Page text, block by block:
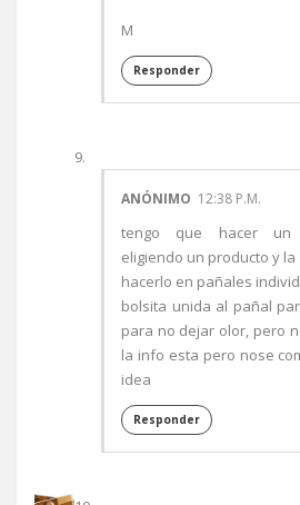
M
Responder
ANÓNIMO 12:38 P.M.
tengo que hacer un
eligiendo un producto y
hacerlo en pañales
bolsita unida al pañal
para no dejar olor, pero
la info esta pero nose
idea
Responder